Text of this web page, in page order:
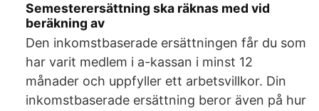
Semesterersättning ska räknas med vid
beräkning av
Den inkomstbaserade ersättningen får du som
har varit medlem i a-kassan i minst 12
månader och uppfyller ett arbetsvillkor. Din
inkomstbaserade ersättning beror även på hur